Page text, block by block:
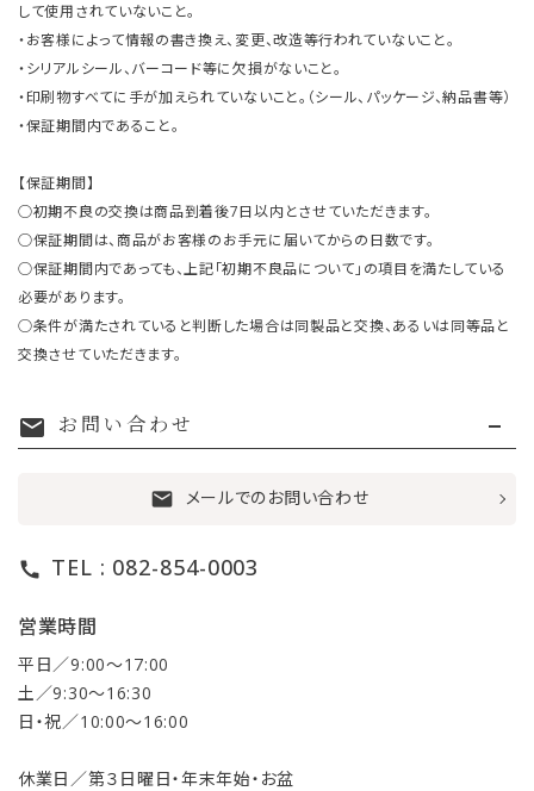
して使用されていないこと。
・お客様によって情報の書き換え、変更、改造等行われていないこと。
・シリアルシール、バーコード等に欠損がないこと。
・印刷物すべてに手が加えられていないこと。（シール、パッケージ、納品書等）
・保証期間内であること。
【保証期間】
○初期不良の交換は商品到着後7日以内とさせていただきます。
○保証期間は、商品がお客様のお手元に届いてからの日数です。
○保証期間内であっても、上記「初期不良品について」の項目を満たしている
必要があります。
○条件が満たされていると判断した場合は同製品と交換、あるいは同等品と
交換させていただきます。
mail お問い合わせ
mail メールでのお問い合わせ
call TEL : 082-854-0003
営業時間
平日／9:00〜17:00
土／9:30〜16:30
日・祝／10:00〜16:00
休業日／第３日曜日・年末年始・お盆